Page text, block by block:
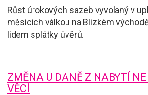
Růst úrokových sazeb vyvolaný v
měsících válkou na Blízkém
lidem splátky úvěrů.
ZMĚNA U DANĚ Z NABYTÍ
VĚCÍ